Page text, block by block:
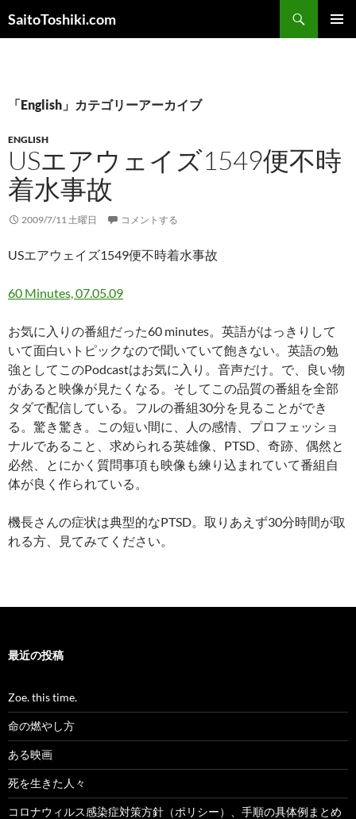
ン
キ
ッ
プ
SaitoToshiki.com
索
「English」カテゴリーアーカイブ
ENGLISH
USエアウェイズ1549便不時
着水事故
2009/7/11 土曜日 コメントする
USエアウェイズ1549便不時着水事故
60 Minutes, 07.05.09
お気に入りの番組だった60 minutes。英語がはっきりして
いて面白いトピックなので聞いていて飽きない。英語の勉
強としてこのPodcastはお気に入り。音声だけ。で、良い物
があると映像が見たくなる。そしてこの品質の番組を全部
タダで配信している。フルの番組30分を見ることができ
る。驚き驚き。この短い間に、人の感情、プロフェッショ
ナルであること、求められる英雄像、PTSD、奇跡、偶然と
必然、とにかく質問事項も映像も練り込まれていて番組自
体が良く作られている。
機長さんの症状は典型的なPTSD。取りあえず30分時間が取
れる方、見てみてください。
最近の投稿
Zoe. this time.
命の燃やし方
ある映画
死を生きた人々
コロナウィルス感染症対策方針（ポリシー）、手順の具体例まとめ